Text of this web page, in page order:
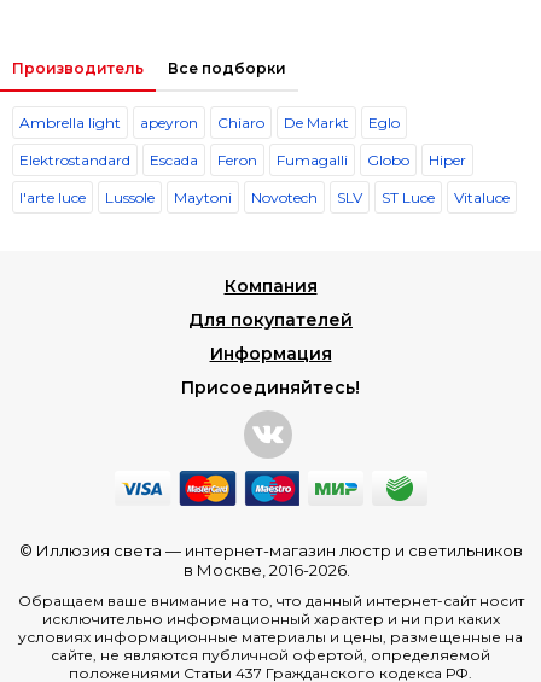
Производитель Все подборки
Ambrella light apeyron Chiaro De Markt Eglo
Elektrostandard Escada Feron Fumagalli Globo Hiper
l'arte luce Lussole Maytoni Novotech SLV ST Luce Vitaluce
Компания
Для покупателей
Информация
Присоединяйтесь!
© Иллюзия света — интернет-магазин люстр и светильников
в Москве , 2016-2026.
Обращаем ваше внимание на то, что данный интернет-сайт носит
исключительно информационный характер и ни при каких
условиях информационные материалы и цены, размещенные на
сайте, не являются публичной офертой, определяемой
положениями Статьи 437 Гражданского кодекса РФ.